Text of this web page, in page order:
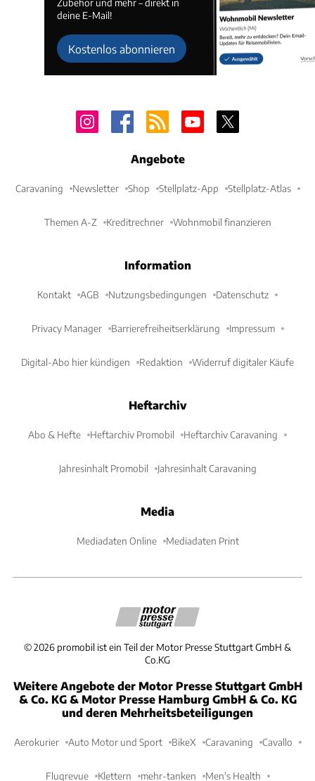
Zubehör und mehr – direkt in
deine E-Mail!
Kostenlos abonnieren
Angebote
Caravaning Newsletter Shop Stellplatz-App Stellplatz-Atlas
Themen A-Z Kreditrechner Wohnmobil finanzieren
Information
Kontakt AGB Nutzungsbedingungen Datenschutz
Privacy Manager Barrierefreiheitserklärung Impressum
Digital-Abo hier kündigen Redaktion Widerruf digitaler Käufe
Heftarchiv
Abo & Hefte Heftarchiv Promobil Heftarchiv Caravaning
Jahresinhalt Promobil Jahresinhalt Caravaning
Media
Mediadaten Online Mediadaten Print
©2026 promobil ist ein Teil der Motor Presse Stuttgart GmbH &
Co.KG
Weitere Angebote der Motor Presse Stuttgart GmbH
& Co. KG & Motor Presse Hamburg GmbH & Co. KG
und deren Mehrheitsbeteiligungen
Aerokurier Auto Motor und Sport BikeX Caravaning Cavallo
Flugrevue Klettern mehr-tanken Men's Health